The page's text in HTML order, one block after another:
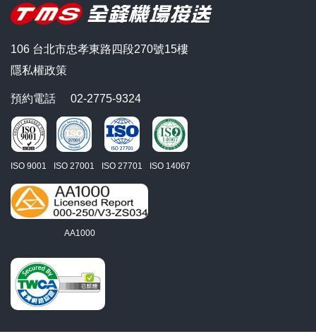
106 台北市忠孝東路四段270號15樓
隱私權政策
預約電話 02-2775-9324
ISO 9001 ISO 27001 ISO 27701 ISO 14067
AA1000